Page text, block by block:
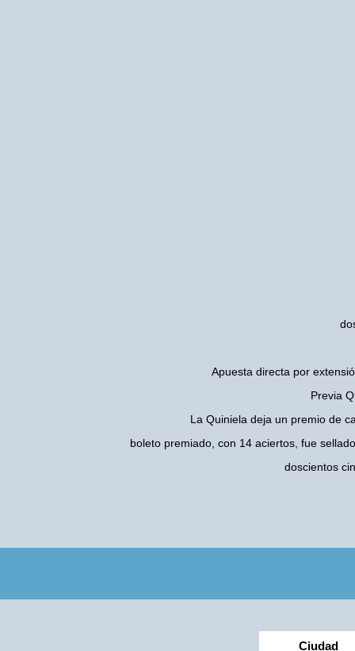
Apuesta directa por
Previa
La Quiniela deja un premio de
boleto premiado, con 14 aciertos, fue
doscientos
Ciudad